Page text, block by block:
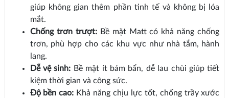
giúp không gian thêm phần tinh tế và không bị lóa
mắt.
Chống trơn trượt:Bề mặt Matt có khả năng chống
trơn, phù hợp cho các khu vực như nhà tắm, hành
lang.
Dễ vệ sinh: Bề mặt ít bám bẩn, dễ lau chùi giúp tiết
kiệm thời gian và công sức.
Độ bền cao: Khả năng chịu lực tốt, chống trầy xước